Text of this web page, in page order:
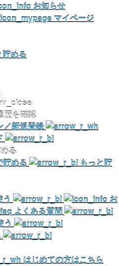
お知らせ
マイページ
貯める
歴を確認
／新規登録
る
貯める
もっと貯
お
よくある質問
う
はじめての方はこちら